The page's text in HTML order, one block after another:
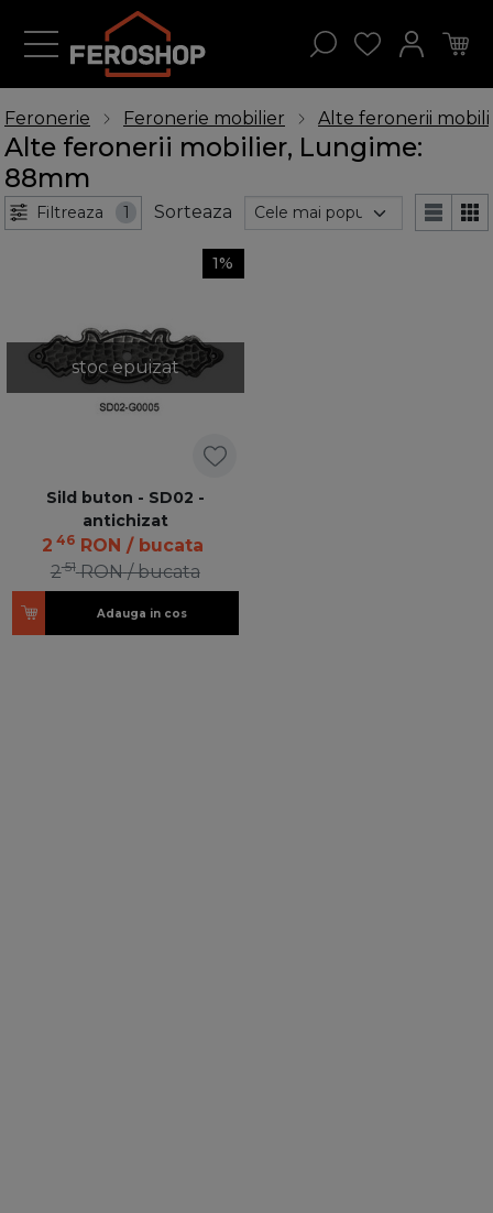
Feronerie Feronerie mobilier Alte feronerii
Alte feronerii mobilier, Lungime:
88mm
Filtreaza 1 Sorteaza
stoc epuizat
1%
Sild buton - SD02 -
antichizat
2 46 RON / bucata
251 RON / bucata
Adauga in cos